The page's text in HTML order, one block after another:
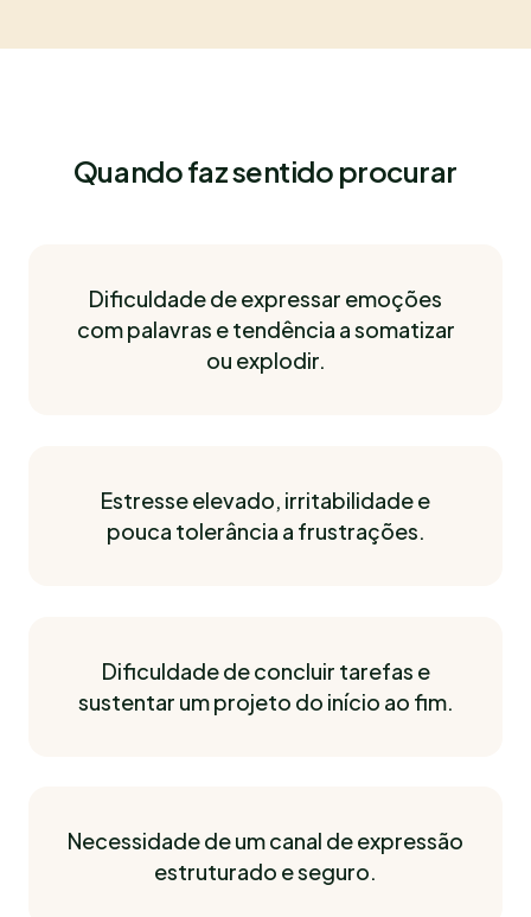
Quando faz sentido procurar
Dificuldade de expressar emoções
com palavras e tendência a somatizar
ou explodir.
Estresse elevado, irritabilidade e
pouca tolerância a frustrações.
Dificuldade de concluir tarefas e
sustentar um projeto do início ao fim.
Necessidade de um canal de expressão
estruturado e seguro.